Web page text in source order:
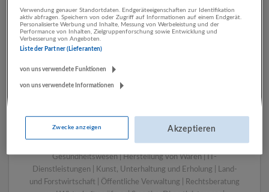
Bergheim bei Salzburg
Bau | Beherbergung und Gastronomie | Einzelhandel |
Energieversorgung | Finanz- und Versicherungsleistungen |
Gesundheitswesen | Herstellung von Waren | IT-
Dienstleistungen | Kunst, Unterhaltung und Erholung | Land-
und Forstwirtschaft | Öffentliche Verwaltung | Rechtsberatung
Verwendung genauer Standortdaten. Endgeräteeigenschaften zur Identifikation
aktiv abfragen. Speichern von oder Zugriff auf Informationen auf einem Endgerät.
Personalisierte Werbung und Inhalte, Messung von Werbeleistung und der
Performance von Inhalten, Zielgruppenforschung sowie Entwicklung und
Verbesserung von Angeboten.
Liste der Partner (Lieferanten)
von uns verwendete Funktionen
von uns verwendete Informationen
Zwecke anzeigen Akzeptieren